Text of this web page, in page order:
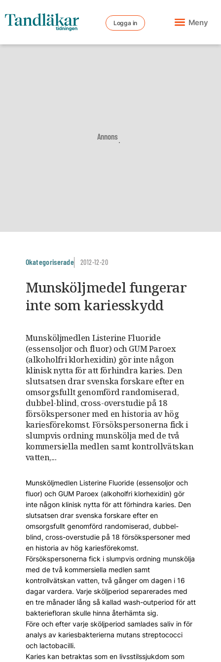
Logga in Meny
Annons
Okategoriserade 2012-12-20
Munsköljmedel fungerar
inte som kariesskydd
Munsköljmedlen Listerine Fluoride
(essensoljor och fluor) och GUM Paroex
(alkoholfri klorhexidin) gör inte någon
klinisk nytta för att förhindra karies. Den
slutsatsen drar svenska forskare efter en
omsorgsfullt genomförd randomiserad,
dubbel-blind, cross-overstudie på 18
försökspersoner med en historia av hög
kariesförekomst. Försökspersonerna fick i
slumpvis ordning munskölja med de två
kommersiella medlen samt kontrollvätskan
vatten,...
Munsköljmedlen Listerine Fluoride (essensoljor och
fluor) och GUM Paroex (alkoholfri klorhexidin) gör
inte någon klinisk nytta för att förhindra karies. Den
slutsatsen drar svenska forskare efter en
omsorgsfullt genomförd randomiserad, dubbel-
blind, cross-overstudie på 18 försökspersoner med
en historia av hög kariesförekomst.
Försökspersonerna fick i slumpvis ordning munskölja
med de två kommersiella medlen samt
kontrollvätskan vatten, två gånger om dagen i 16
dagar vardera. Varje sköljperiod separerades med
en tre månader lång så kallad wash-outperiod för att
bakteriefloran skulle hinna återhämta sig.
Före och efter varje sköljperiod samlades saliv in för
analys av kariesbakterierna mutans streptococci
och lactobacilli.
Karies kan betraktas som en livsstilssjukdom som